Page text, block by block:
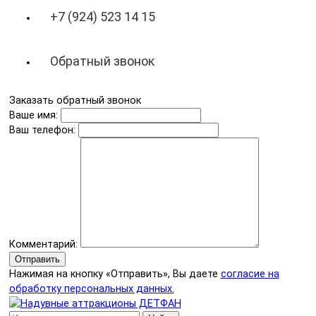
+7 (924) 523 14 15
Обратный звонок
Заказать обратный звонок
Ваше имя:
Ваш телефон:
Комментарий:
Отправить
Нажимая на кнопку «Отправить», Вы даете согласие на
обработку персональных данных.